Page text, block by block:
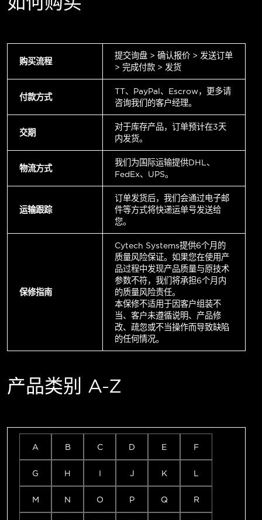
购买流程
提交询盘 > 确认报价 > 发送订单
> 完成付款 > 发货
付款方式
TT、PayPal、Escrow，更多请
咨询我们的客户经理。
交期
对于库存产品，订单预计在3天
内发货。
物流方式
我们为国际运输提供DHL、
FedEx、UPS。
运输跟踪
订单发货后，我们会通过电子邮
件等方式将快递运单号发送给
您。
保修指南
Cytech Systems提供6个月的
质量风险保证。如果您在使用产
品过程中发现产品质量与原技术
参数不符，我们将承担6个月内
的质量风险责任。
本保修不适用于因客户组装不
当、客户未遵循说明、产品修
改、疏忽或不当操作而导致缺陷
的任何情况。
产品类别 A-Z
A B C D E F
G H I J K L
M N O P Q R